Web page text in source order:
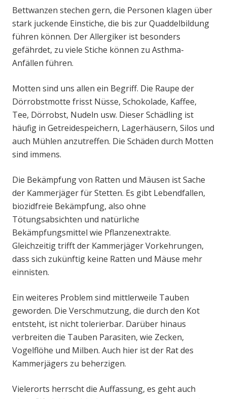
Bettwanzen stechen gern, die Personen klagen über
stark juckende Einstiche, die bis zur Quaddelbildung
führen können. Der Allergiker ist besonders
gefährdet, zu viele Stiche können zu Asthma-
Anfällen führen.
Motten sind uns allen ein Begriff. Die Raupe der
Dörrobstmotte frisst Nüsse, Schokolade, Kaffee,
Tee, Dörrobst, Nudeln usw. Dieser Schädling ist
häufig in Getreidespeichern, Lagerhäusern, Silos und
auch Mühlen anzutreffen. Die Schäden durch Motten
sind immens.
Die Bekämpfung von Ratten und Mäusen ist Sache
der Kammerjäger für Stetten. Es gibt Lebendfallen,
biozidfreie Bekämpfung, also ohne
Tötungsabsichten und natürliche
Bekämpfungsmittel wie Pflanzenextrakte.
Gleichzeitig trifft der Kammerjäger Vorkehrungen,
dass sich zukünftig keine Ratten und Mäuse mehr
einnisten.
Ein weiteres Problem sind mittlerweile Tauben
geworden. Die Verschmutzung, die durch den Kot
entsteht, ist nicht tolerierbar. Darüber hinaus
verbreiten die Tauben Parasiten, wie Zecken,
Vogelflöhe und Milben. Auch hier ist der Rat des
Kammerjägers zu beherzigen.
Vielerorts herrscht die Auffassung, es geht auch